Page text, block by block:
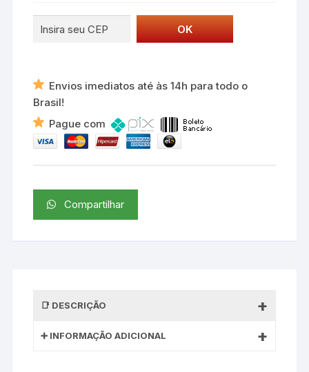
Envios imediatos até às 14h para todo o
Brasil!
Pague com
Compartilhar
DESCRIÇÃO
INFORMAÇÃO ADICIONAL